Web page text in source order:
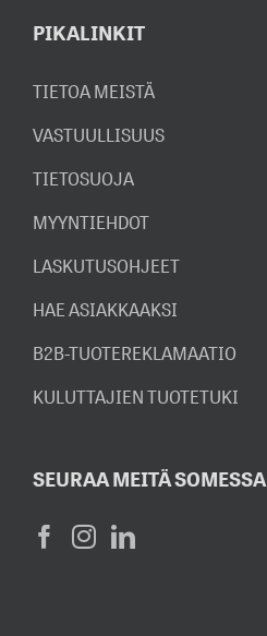
PIKALINKIT
TIETOA MEISTÄ
VASTUULLISUUS
TIETOSUOJA
MYYNTIEHDOT
LASKUTUSOHJEET
HAE ASIAKKAAKSI
B2B-TUOTEREKLAMAATIO
KULUTTAJIEN TUOTETUKI
SEURAA MEITÄ SOMESSA